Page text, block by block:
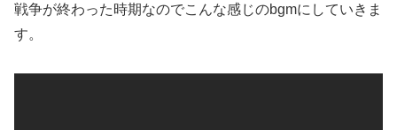
戦争が終わった時期なのでこんな感じのbgmにしていきま
す。